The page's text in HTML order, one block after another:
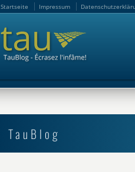
Startseite Impressum
TauBlog
Startseite Impressum